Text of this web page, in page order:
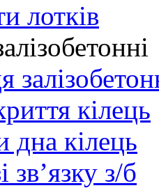
лотків
кілець
дна кілець
зв’язку з/б